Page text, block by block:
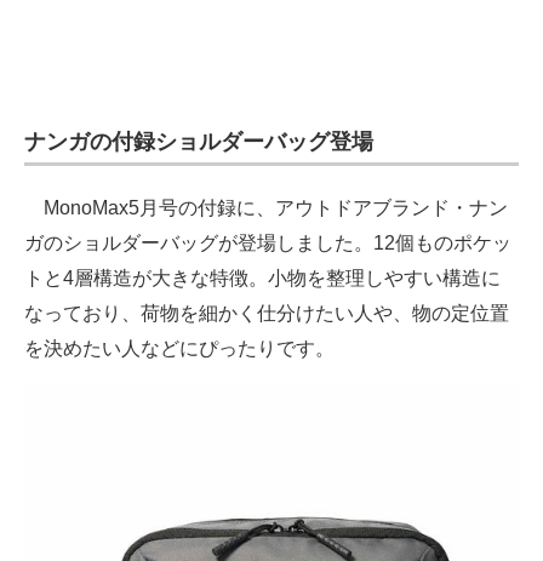
ナンガの付録ショルダーバッグ登場
MonoMax5月号の付録に、アウトドアブランド・ナン
ガのショルダーバッグが登場しました。12個ものポケッ
トと4層構造が大きな特徴。小物を整理しやすい構造に
なっており、荷物を細かく仕分けたい人や、物の定位置
を決めたい人などにぴったりです。